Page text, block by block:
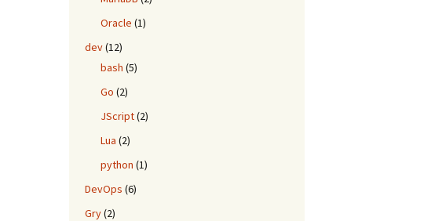
Oracle (1)
dev(12)
bash (5)
Go (2)
JScript(2)
Lua (2)
python (1)
DevOps (6)
Gry(2)